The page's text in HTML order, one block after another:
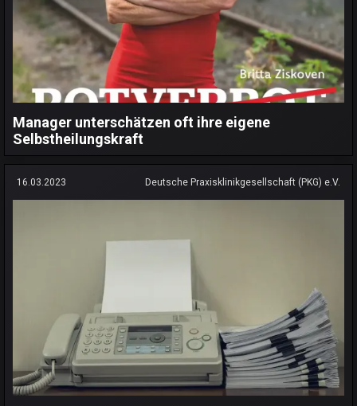
Manager unterschätzen oft ihre eigene
Selbstheilungskraft
16.03.2023 Deutsche Praxisklinikgesellschaft (PKG) e.V.